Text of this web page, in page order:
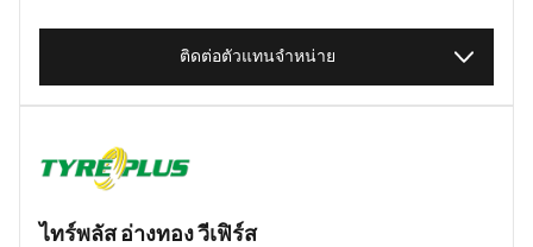
ติดต่อตัวแทนจำหน่าย
ไทร์พลัส อ่างทอง วีเฟิร์ส